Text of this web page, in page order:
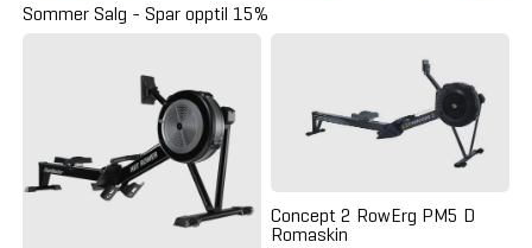
Sommer Salg - Spar opptil 15%
Concept 2 RowErg PM5 D
Romaskin